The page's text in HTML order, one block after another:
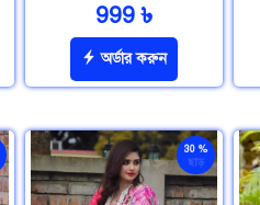
999 ৳
অর্ডার করুন
30 %
ছাড়